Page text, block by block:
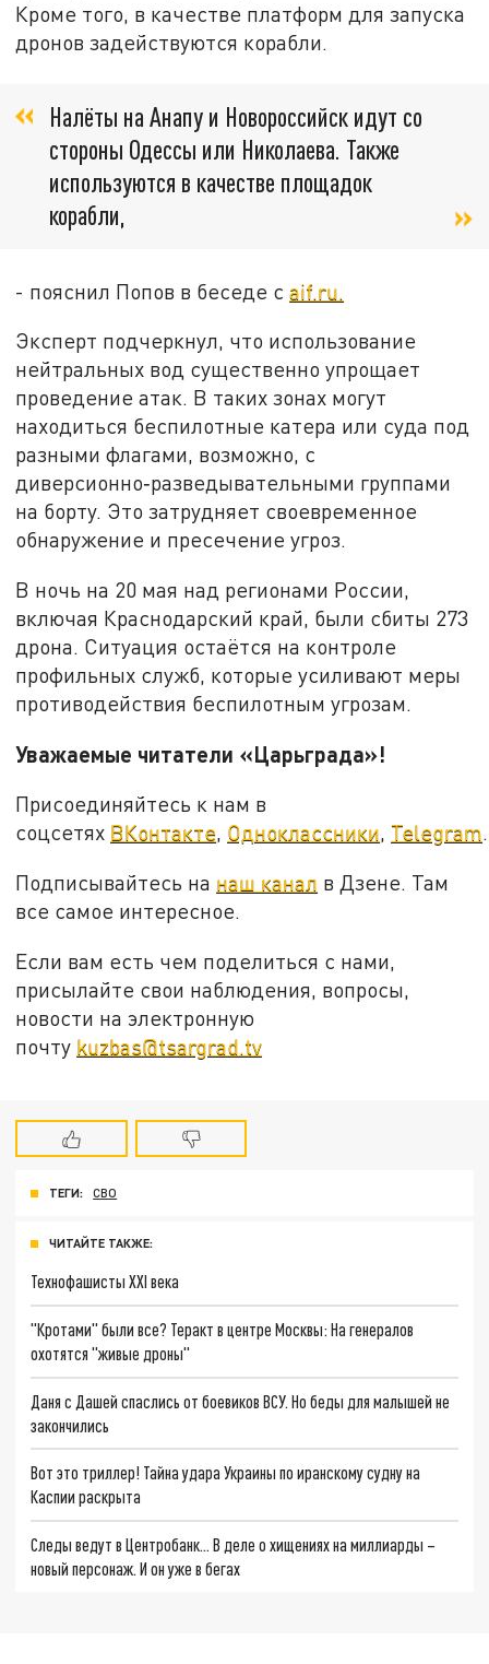
Кроме того, в качестве платформ для запуска
дронов задействуются корабли.
Налёты на Анапу и Новороссийск идут со
стороны Одессы или Николаева. Также
используются в качестве площадок
корабли,
- пояснил Попов в беседе сaif.ru.
Эксперт подчеркнул, что использование
нейтральных вод существенно упрощает
проведение атак. В таких зонах могут
находиться беспилотные катера или суда под
разными флагами, возможно, с
диверсионно‑разведывательными группами
на борту. Это затрудняет своевременное
обнаружение и пресечение угроз.
В ночь на 20 мая над регионами России,
включая Краснодарский край, были сбиты 273
дрона. Ситуация остаётся на контроле
профильных служб, которые усиливают меры
противодействия беспилотным угрозам.
Уважаемые читатели «Царьграда»!
Присоединяйтесь к нам в
соцсетях ВКонтакте, Одноклассники, Telegram.
Подписывайтесь на наш канал в Дзене. Там
все самое интересное.
Если вам есть чем поделиться с нами,
присылайте свои наблюдения, вопросы,
новости на электронную
почту kuzbas@tsargrad.tv
ТЕГИ: СВО
ЧИТАЙТЕ ТАКЖЕ:
Технофашисты XXI века
"Кротами" были все? Теракт в центре Москвы: На генералов
охотятся "живые дроны"
Даня с Дашей спаслись от боевиков ВСУ. Но беды для малышей не
закончились
Вот это триллер! Тайна удара Украины по иранскому судну на
Каспии раскрыта
Следы ведут в Центробанк… В деле о хищениях на миллиарды –
новый персонаж. И он уже в бегах